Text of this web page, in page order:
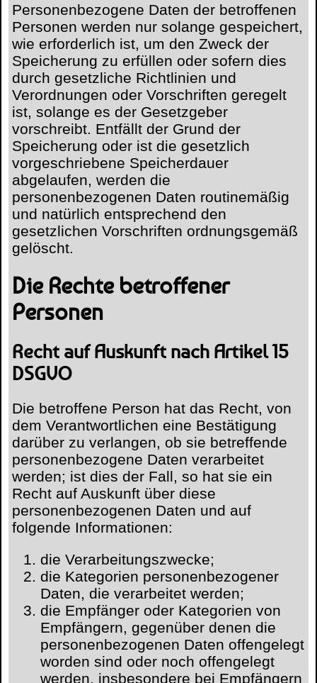
Personenbezogene Daten der betroffenen
Personen werden nur solange gespeichert,
wie erforderlich ist, um den Zweck der
Speicherung zu erfüllen oder sofern dies
durch gesetzliche Richtlinien und
Verordnungen oder Vorschriften geregelt
ist, solange es der Gesetzgeber
vorschreibt. Entfällt der Grund der
Speicherung oder ist die gesetzlich
vorgeschriebene Speicherdauer
abgelaufen, werden die
personenbezogenen Daten routinemäßig
und natürlich entsprechend den
gesetzlichen Vorschriften ordnungsgemäß
gelöscht.
Die Rechte betroffener
Personen
Recht auf Auskunft nach Artikel 15
DSGVO
Die betroffene Person hat das Recht, von
dem Verantwortlichen eine Bestätigung
darüber zu verlangen, ob sie betreffende
personenbezogene Daten verarbeitet
werden; ist dies der Fall, so hat sie ein
Recht auf Auskunft über diese
personenbezogenen Daten und auf
folgende Informationen:
die Verarbeitungszwecke;
die Kategorien personenbezogener
Daten, die verarbeitet werden;
die Empfänger oder Kategorien von
Empfängern, gegenüber denen die
personenbezogenen Daten offengelegt
worden sind oder noch offengelegt
werden, insbesondere bei Empfängern